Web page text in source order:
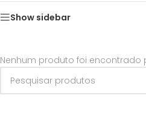
Show sidebar
Nenhum produto foi encontrado